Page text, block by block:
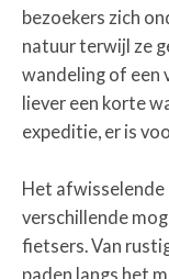
bezoekers zich
natuur terwijl ze
wandeling of een
liever een korte
expeditie, er is
Het afwisselende
verschillende
fietsers. Van
paden langs het